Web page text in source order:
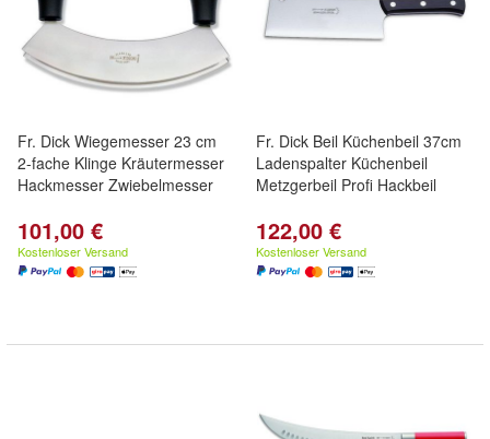
Fr. Dick Wiegemesser 23 cm
2-fache Klinge Kräutermesser
Hackmesser Zwiebelmesser
101,00 €
Kostenloser Versand
Fr. Dick Beil Küchenbeil 37cm
Ladenspalter Küchenbeil
Metzgerbeil Profi Hackbeil
122,00 €
Kostenloser Versand